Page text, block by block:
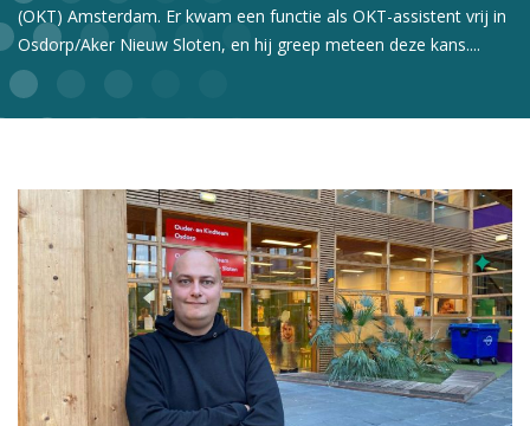
(OKT) Amsterdam. Er kwam een functie als OKT-assistent vrij in
Osdorp/Aker Nieuw Sloten, en hij greep meteen deze kans....